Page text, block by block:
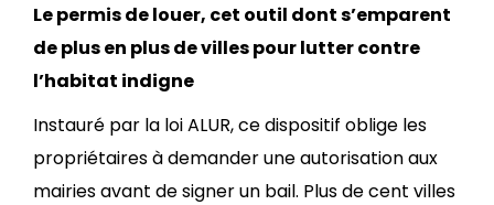
Le permis de louer, cet outil dont s’emparent
de plus en plus de villes pour lutter contre
l’habitat indigne
Instauré par la loi ALUR, ce dispositif oblige les
propriétaires à demander une autorisation aux
mairies avant de signer un bail. Plus de cent villes